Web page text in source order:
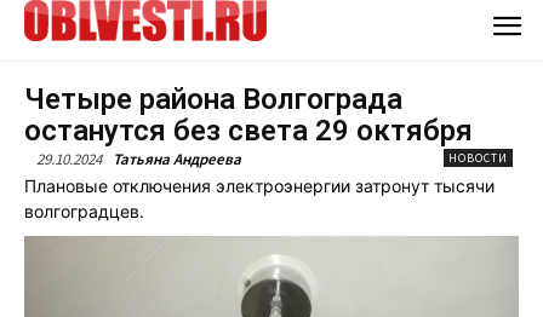
Четыре района Волгограда
останутся без света 29 октября
29.10.2024 Татьяна Андреева НОВОСТИ
Плановые отключения электроэнергии затронут тысячи
волгоградцев.